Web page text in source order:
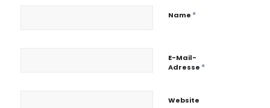
Name *
E-Mail-
Adresse *
Website